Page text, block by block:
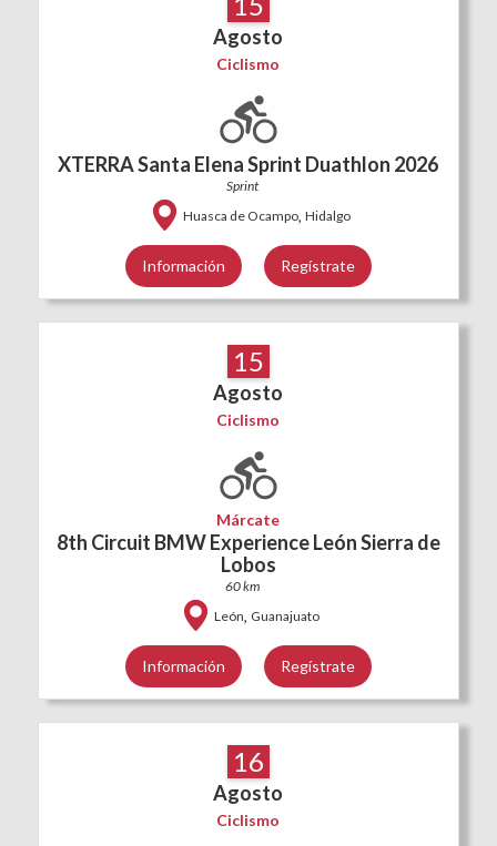
Agosto
Ciclismo
XTERRA Santa Elena Sprint Duathlon 2026
Sprint
Huasca de Ocampo, Hidalgo
Información Regístrate
15
Agosto
Ciclismo
Márcate
8th Circuit BMW Experience León Sierra de
Lobos
60 km
León, Guanajuato
Información Regístrate
16
Agosto
Ciclismo